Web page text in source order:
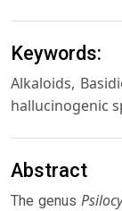
Keywords:
Alkaloids,
hallucinogenic
Abstract
The genus